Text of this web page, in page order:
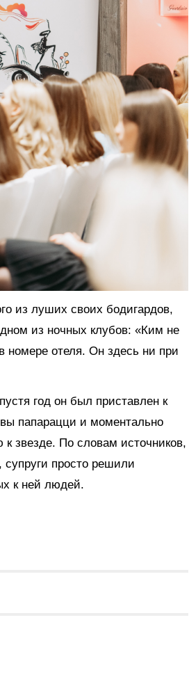
из луших своих бодигардов,
из ночных клубов: «Ким не
номере отеля. Он здесь ни при
год он был приставлен к
папарацци и моментально
звезде. По словам источников,
просто решили
к ней людей.